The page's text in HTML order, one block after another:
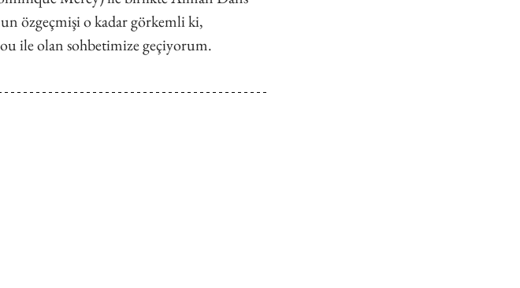
özgeçmişi o kadar görkemli ki,
ile olan sohbetimize geçiyorum.